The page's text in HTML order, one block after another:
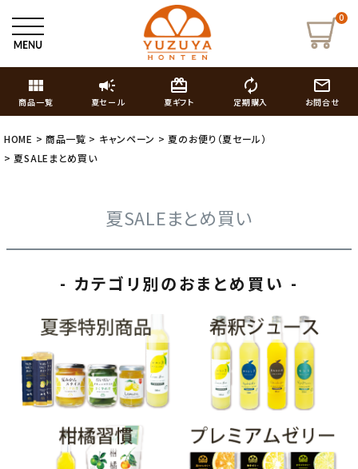
0
view_module
商品一覧
campaign
夏セール
card_giftcard
夏ギフト
autorenew
定期購入
mail_outline
お問合せ
HOME 商品一覧 キャンペーン
夏のお便り（夏セール）
夏SALEまとめ買い
夏SALEまとめ買い
- カテゴリ別のおまとめ買い -